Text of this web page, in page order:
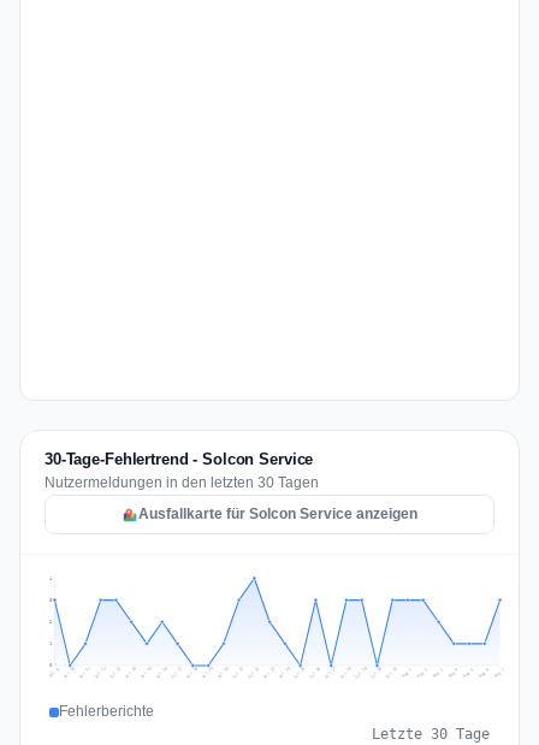
30-Tage-Fehlertrend - Solcon Service
Nutzermeldungen in den letzten 30 Tagen
Ausfallkarte für Solcon Service anzeigen
1
2
3
4
Jul 9 Jul 10 Jul 11 Jul 12 Jul 13 Jul 14 Jul 15 Jul 16 Jul 17 Jul 18 Jul 19 Jul 20 Jul 21 Jul 22 Jul 23 Jul 24 Jul 25 Jul 26 Jul 27 Jul 28 Jul 29 Jul 30 Jul 31 Aug 1 Aug 2 Aug 3 Aug 4 Aug 5 Aug 6 Aug 7
Fehlerberichte
Letzte 30 Tage